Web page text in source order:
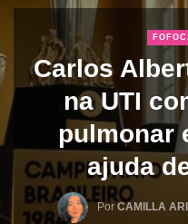
Carlos
na UTI
pulmonar
ajuda
Por CAMILLA